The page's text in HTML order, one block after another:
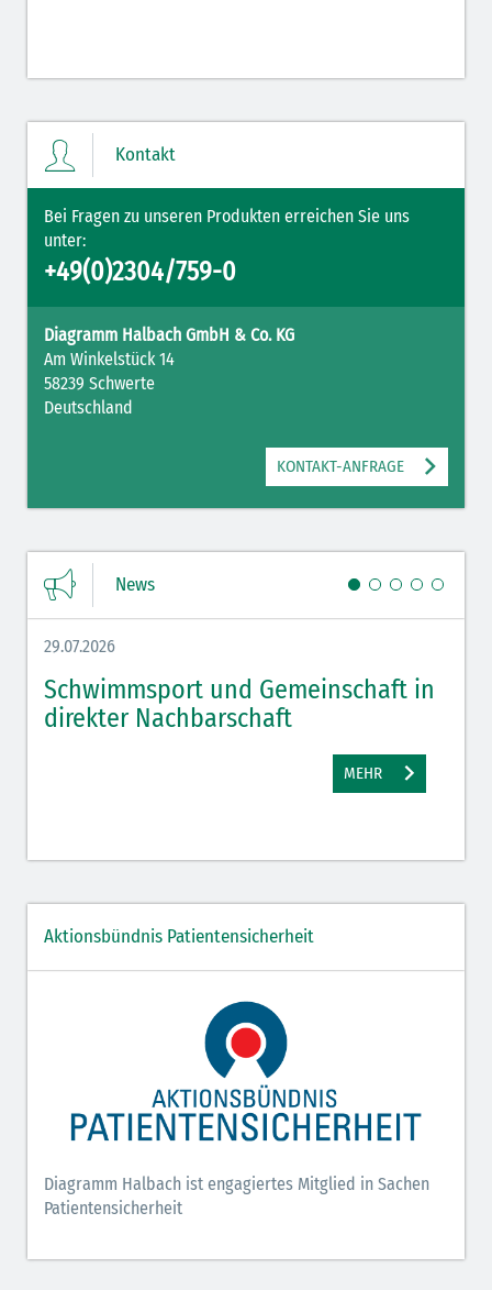
Kontakt
Bei Fragen zu unseren Produkten erreichen Sie uns
unter:
+49(0)2304/759-0
Diagramm Halbach GmbH & Co. KG
Am Winkelstück 14
58239 Schwerte
Deutschland
KONTAKT-ANFRAGE
News
29.07.2026
Schwimmsport und Gemeinschaft in
direkter Nachbarschaft
MEHR
Aktionsbündnis Patientensicherheit
Diagramm Halbach ist engagiertes Mitglied in Sachen
Patientensicherheit